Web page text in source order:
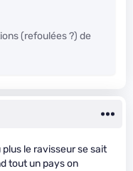
(refoulées ?) de
plus le ravisseur se sait
tout un pays on